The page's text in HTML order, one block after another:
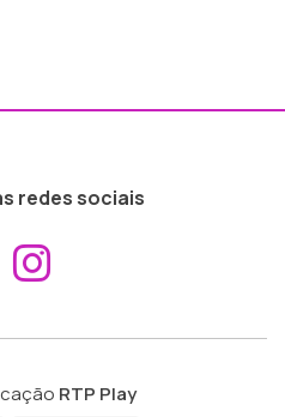
redes sociais
Aceder ao
RTP Play